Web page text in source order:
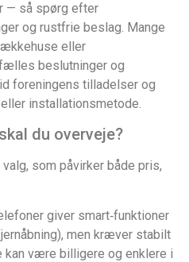
— så spørg efter
og rustfrie beslag. Mange
eller
beslutninger og
foreningens tilladelser og
installationsmetode.
du overveje?
som påvirker både pris,
giver smart‑funktioner
men kræver stabilt
kan være billigere og enklere i